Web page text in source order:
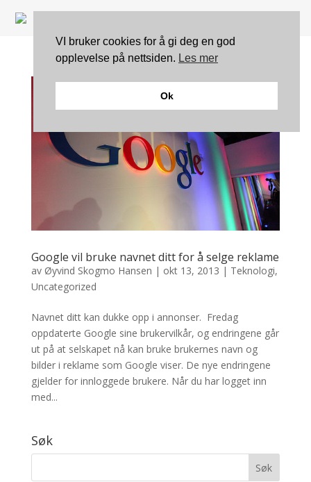
Google vil bruke navnet ditt for å selge reklame
av Øyvind Skogmo Hansen | okt 13, 2013 | Teknologi,
Uncategorized
Navnet ditt kan dukke opp i annonser. Fredag
oppdaterte Google sine brukervilkår, og endringene går
ut på at selskapet nå kan bruke brukernes navn og
bilder i reklame som Google viser. De nye endringene
gjelder for innloggede brukere. Når du har logget inn
med...
Søk
VI bruker cookies for å gi deg en god
opplevelse på nettsiden. Les mer
Ok